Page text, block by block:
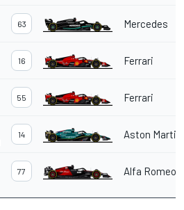
63 Mercedes
16 Ferrari
55 Ferrari
14 Aston Martin
77 Alfa Romeo